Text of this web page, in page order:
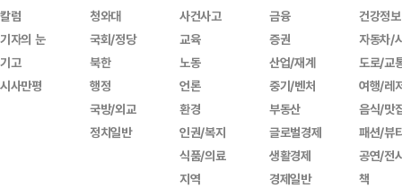
칼럼
기자의 눈
기고
시사만평
청와대
국회/정당
북한
행정
국방/외교
정치일반
사건사고
교육
노동
언론
환경
인권/복지
식품/의료
지역
금융
증권
산업/재계
중기/벤처
부동산
글로벌경제
생활경제
경제일반
건강정보
자동차/
도로/교
여행/레
음식/맛
패션/뷰
공연/전
책